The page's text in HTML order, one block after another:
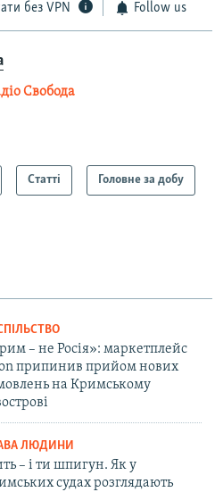
без VPN Follow us
Свобода
Статті Головне за добу
– не Росія»: маркетплейс
припинив прийом нових
на Кримському
ЛЮДИНИ
– і ти шпигун. Як у
судах розглядають